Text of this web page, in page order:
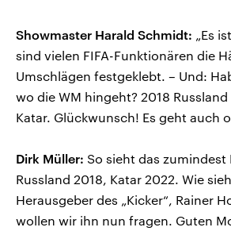
Audio-Archiv
Showmaster Harald Schmidt: „Es
sind vielen FIFA-Funktionären die
Umschlägen festgeklebt. – Und:
wo die WM hingeht? 2018
Katar. Glückwunsch! Es geht auch
Dirk Müller: So sieht das
Russland 2018, Katar 2022. Wie
Herausgeber des „Kicker“, Rainer
wollen wir ihn nun fragen. Guten